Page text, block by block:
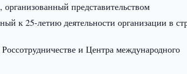
представительством
к 25-летию деятельности организации в
и Центра международного